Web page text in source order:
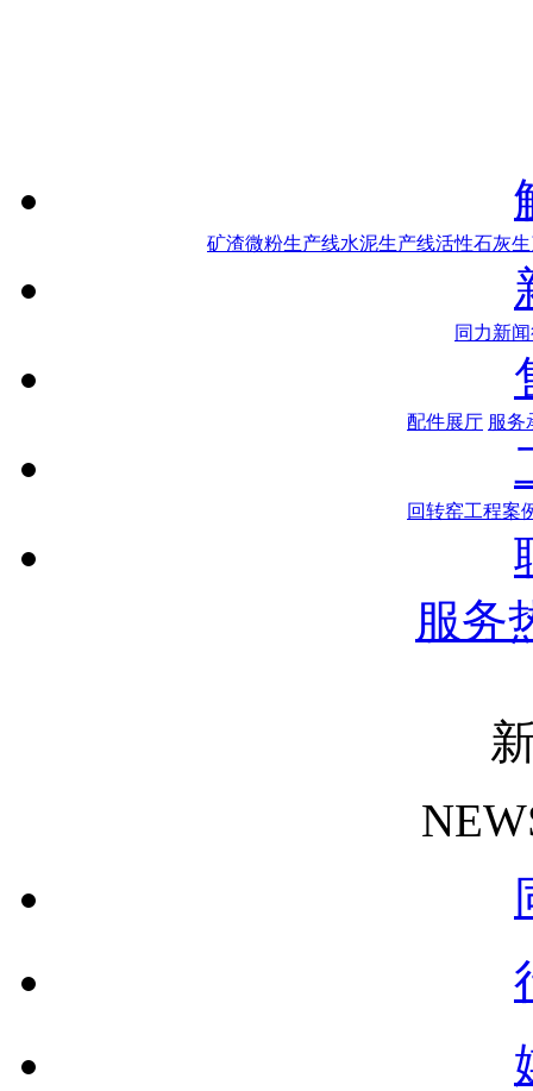
矿渣微粉生产线水泥生产线活性石灰
同力新闻
配件展厅 服务
回转窑工程案
服务